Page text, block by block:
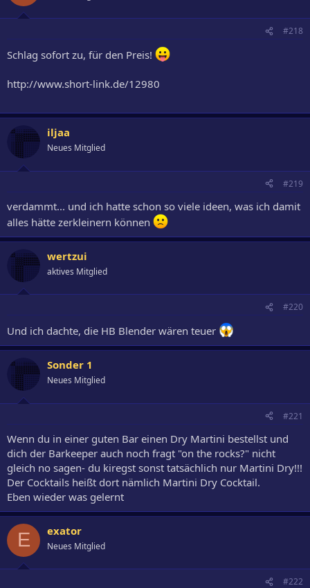
#218
Schlag sofort zu, für den Preis!
http://www.short-link.de/12980
iljaa
Neues Mitglied
#219
verdammt... und ich hatte schon so viele ideen, was ich damit
alles hätte zerkleinern können
wertzui
aktives Mitglied
#220
Und ich dachte, die HB Blender wären teuer
Sonder 1
Neues Mitglied
#221
Wenn du in einer guten Bar einen Dry Martini bestellst und
dich der Barkeeper auch noch fragt "on the rocks?" nicht
gleich no sagen- du kiregst sonst tatsächlich nur Martini Dry!!!
Der Cocktails heißt dort nämlich Martini Dry Cocktail.
Eben wieder was gelernt
E exator
Neues Mitglied
#222